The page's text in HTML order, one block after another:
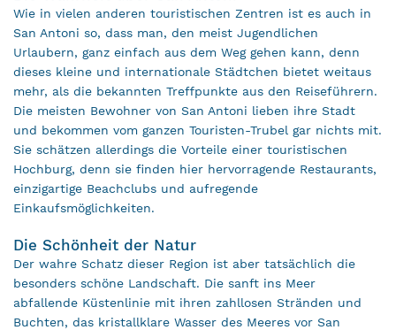
Wie in vielen anderen touristischen Zentren ist es auch in
San Antoni so, dass man, den meist Jugendlichen
Urlaubern, ganz einfach aus dem Weg gehen kann, denn
dieses kleine und internationale Städtchen bietet weitaus
mehr, als die bekannten Treffpunkte aus den Reiseführern.
Die meisten Bewohner von San Antoni lieben ihre Stadt
und bekommen vom ganzen Touristen-Trubel gar nichts mit.
Sie schätzen allerdings die Vorteile einer touristischen
Hochburg, denn sie finden hier hervorragende Restaurants,
einzigartige Beachclubs und aufregende
Einkaufsmöglichkeiten.
Die Schönheit der Natur
Der wahre Schatz dieser Region ist aber tatsächlich die
besonders schöne Landschaft. Die sanft ins Meer
abfallende Küstenlinie mit ihren zahllosen Stränden und
Buchten, das kristallklare Wasser des Meeres vor San